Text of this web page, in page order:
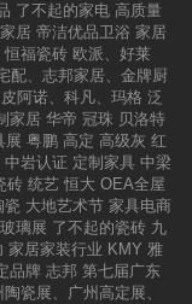
了不起的家电 高质量
居 帝洁优品卫浴 家居
恒福瓷砖 欧派、好莱
配、志邦家居、金牌厨
阿诺、科凡、玛格 泛
家居 华帝 冠珠 贝洛特
展 粤鹏 高定 高级灰 红
中岩认证 定制家具 中梁
砖 统艺 恒大 OEA全屋
瓷 大地艺术节 家具电商
璃展 了不起的瓷砖 九
家居家装行业 KMY 雅
品牌 志邦 第七届广东
陶瓷展、广州高定展、